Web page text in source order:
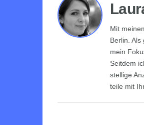
Mit
Berlin.
mein
Seitdem
stellige
teile mit